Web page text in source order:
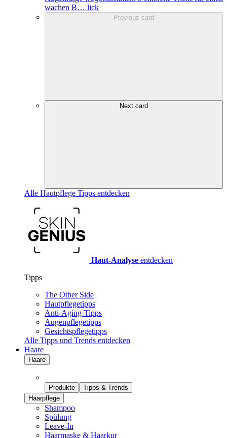
wachen B… lick
Previous card
Next card
Alle Hautpflege Tipps entdecken
Haut-Analyse entdecken
Tipps
The Other Side
Hautpflegetipps
Anti-Aging-Tipps
Augenpflegetipps
Gesichtspflegetipps
Alle Tipps und Trends entdecken
Haare
Haare
Produkte
Tipps & Trends
Haarpflege
Shampoo
Spülung
Leave-In
Haarmaske & Haarkur